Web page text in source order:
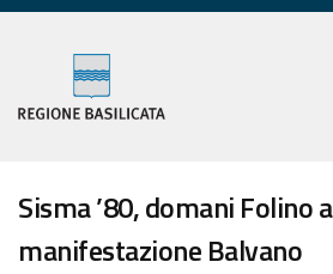
Sisma ’80, domani Folino a
manifestazione Balvano